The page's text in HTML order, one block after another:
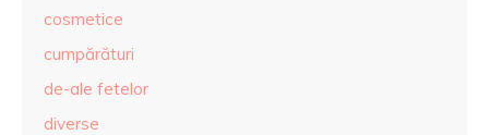
cosmetice
cumpărături
de-ale fetelor
diverse